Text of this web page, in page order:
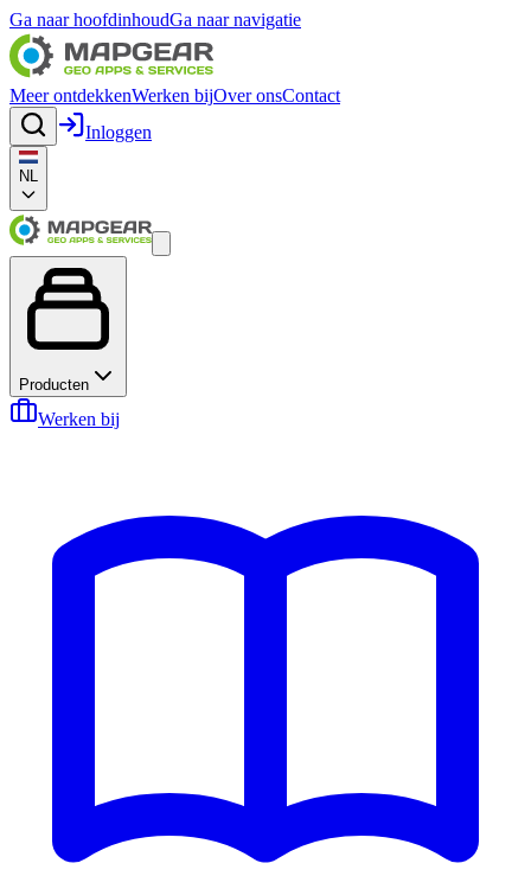
Ga naar hoofdinhoudGa naar navigatie
Meer ontdekkenWerken bijOver onsContact
Inloggen
NL
Producten
Werken bij